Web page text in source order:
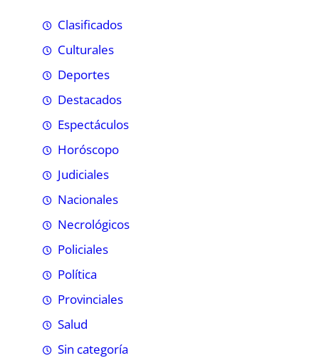
Clasificados
Culturales
Deportes
Destacados
Espectáculos
Horóscopo
Judiciales
Nacionales
Necrológicos
Policiales
Política
Provinciales
Salud
Sin categoría